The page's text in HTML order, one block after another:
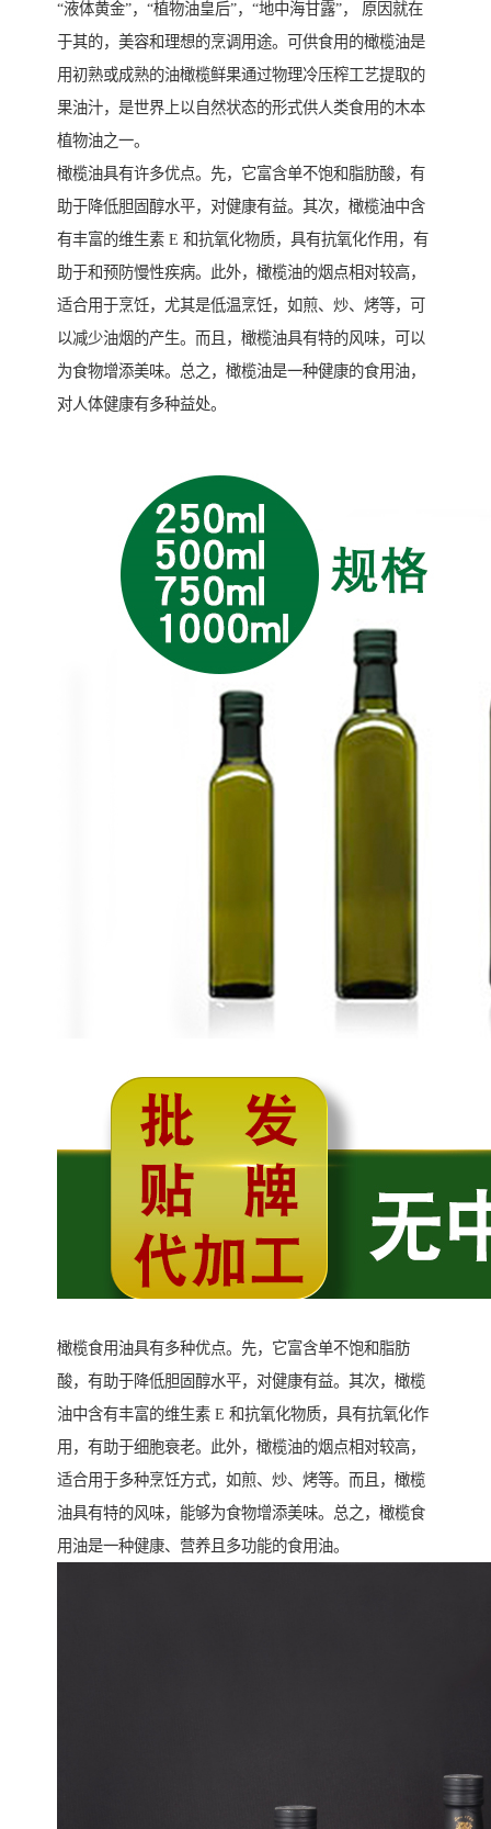
“液体黄金”，“植物油皇后”，“地中海甘露”， 原因就在
于其的，美容和理想的烹调用途。可供食用的橄榄油是
用初熟或成熟的油橄榄鲜果通过物理冷压榨工艺提取的
果油汁，是世界上以自然状态的形式供人类食用的木本
植物油之一。
橄榄油具有许多优点。先，它富含单不饱和脂肪酸，有
助于降低胆固醇水平，对健康有益。其次，橄榄油中含
有丰富的维生素 E 和抗氧化物质，具有抗氧化作用，有
助于和预防慢性疾病。此外，橄榄油的烟点相对较高，
适合用于烹饪，尤其是低温烹饪，如煎、炒、烤等，可
以减少油烟的产生。而且，橄榄油具有特的风味，可以
为食物增添美味。总之，橄榄油是一种健康的食用油，
对人体健康有多种益处。
橄榄食用油具有多种优点。先，它富含单不饱和脂肪
酸，有助于降低胆固醇水平，对健康有益。其次，橄榄
油中含有丰富的维生素 E 和抗氧化物质，具有抗氧化作
用，有助于细胞衰老。此外，橄榄油的烟点相对较高，
适合用于多种烹饪方式，如煎、炒、烤等。而且，橄榄
油具有特的风味，能够为食物增添美味。总之，橄榄食
用油是一种健康、营养且多功能的食用油。